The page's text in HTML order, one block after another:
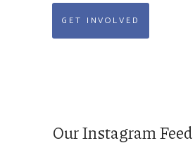
GET INVOLVED
Our Instagram Feed